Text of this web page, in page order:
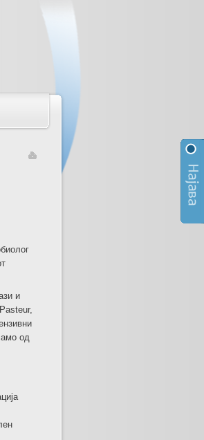
и
од